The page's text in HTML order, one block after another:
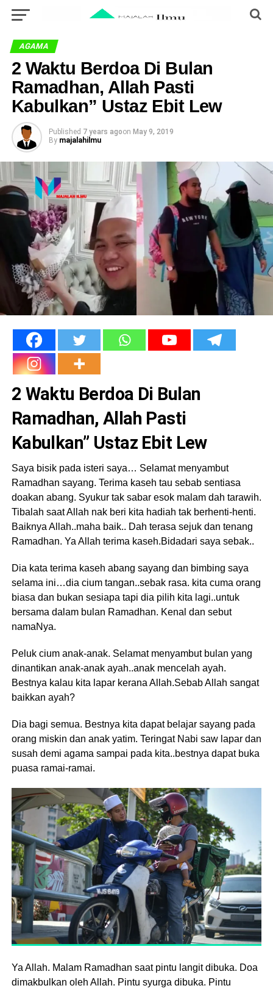
AGAMA
2 Waktu Berdoa Di Bulan
Ramadhan, Allah Pasti
Kabulkan” Ustaz Ebit Lew
Published 7 years agoon May 9, 2019
By majalahilmu
2 Waktu Berdoa Di Bulan
Ramadhan, Allah Pasti
Kabulkan” Ustaz Ebit Lew
Saya bisik pada isteri saya… Selamat menyambut
Ramadhan sayang. Terima kaseh tau sebab sentiasa
doakan abang. Syukur tak sabar esok malam dah tarawih.
Tibalah saat Allah nak beri kita hadiah tak berhenti-henti.
Baiknya Allah..maha baik.. Dah terasa sejuk dan tenang
Ramadhan. Ya Allah terima kaseh.Bidadari saya sebak..
Dia kata terima kaseh abang sayang dan bimbing saya
selama ini…dia cium tangan..sebak rasa. kita cuma orang
biasa dan bukan sesiapa tapi dia pilih kita lagi..untuk
bersama dalam bulan Ramadhan. Kenal dan sebut
namaNya.
Peluk cium anak-anak. Selamat menyambut bulan yang
dinantikan anak-anak ayah..anak mencelah ayah.
Bestnya kalau kita lapar kerana Allah.Sebab Allah sangat
baikkan ayah?
Dia bagi semua. Bestnya kita dapat belajar sayang pada
orang miskin dan anak yatim. Teringat Nabi saw lapar dan
susah demi agama sampai pada kita..bestnya dapat buka
puasa ramai-ramai.
Ya Allah. Malam Ramadhan saat pintu langit dibuka. Doa
dimakbulkan oleh Allah. Pintu syurga dibuka. Pintu